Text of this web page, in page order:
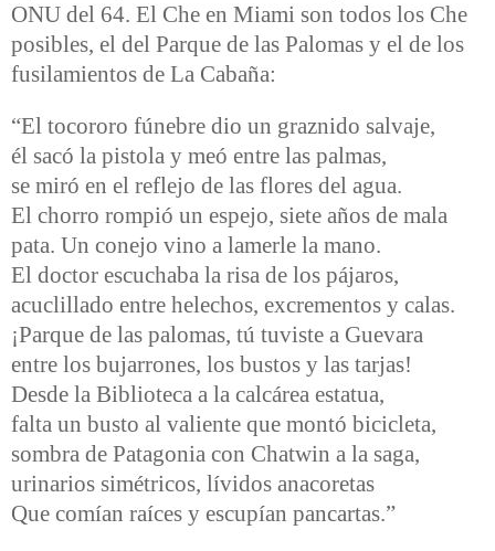
ONU del 64. El Che en Miami son todos los Che
posibles, el del Parque de las Palomas y el de los
fusilamientos de La Cabaña:
“El tocororo fúnebre dio un graznido salvaje,
él sacó la pistola y meó entre las palmas,
se miró en el reflejo de las flores del agua.
El chorro rompió un espejo, siete años de mala
pata. Un conejo vino a lamerle la mano.
El doctor escuchaba la risa de los pájaros,
acuclillado entre helechos, excrementos y calas.
¡Parque de las palomas, tú tuviste a Guevara
entre los bujarrones, los bustos y las tarjas!
Desde la Biblioteca a la calcárea estatua,
falta un busto al valiente que montó bicicleta,
sombra de Patagonia con Chatwin a la saga,
urinarios simétricos, lívidos anacoretas
Que comían raíces y escupían pancartas.”